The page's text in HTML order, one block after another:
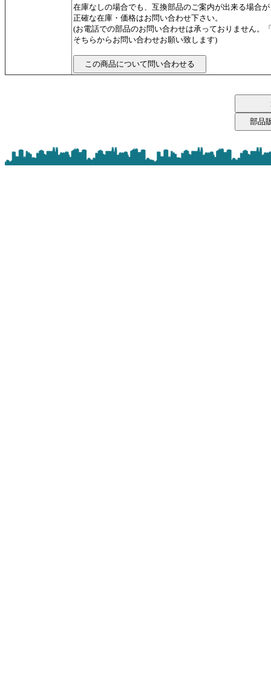
在庫なしの場合でも、互換部品のご案内が出来る場合
正確な在庫・価格はお問い合わせ下さい。
(お電話での部品のお問い合わせは承っておりません。
そちらからお問い合わせお願い致します)